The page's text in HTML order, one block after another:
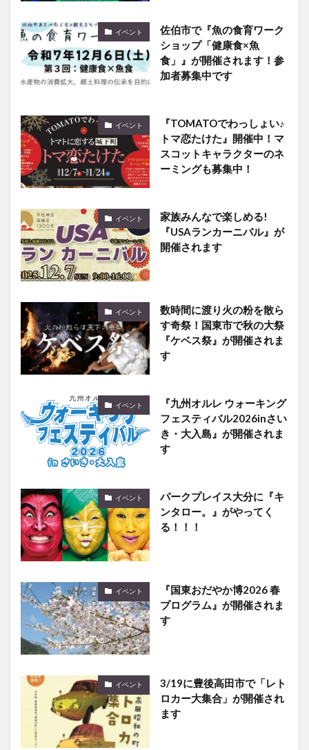
イベント
佐伯市で『魚の食育ワーク
ショップ「健康食×魚
食」』が開催されます！参
加者募集中です
イベント
『TOMATOでわっしょい♪
トマ恋たけた』開催中！マ
スコットキャラクターのネ
ーミングも募集中！
イベント
家族みんなで楽しめる!
『USAランカーニバル』が
開催されます
イベント
数時間に渡り火の粉を散ら
す奇祭！国東市で秋の大祭
『ケベス祭』が開催されま
す
イベント
『九州オルレ ウォーキング
フェスティバル2026inさい
き・大入島』が開催されま
す
イベント
パークプレイス大分に『キ
ンタロー。』がやってく
る！！！
イベント
『国東おだやか博2026 春
プログラム』が開催されま
す
イベント
3/19に豊後高田市で「レト
ロカー大集合」が開催され
ます